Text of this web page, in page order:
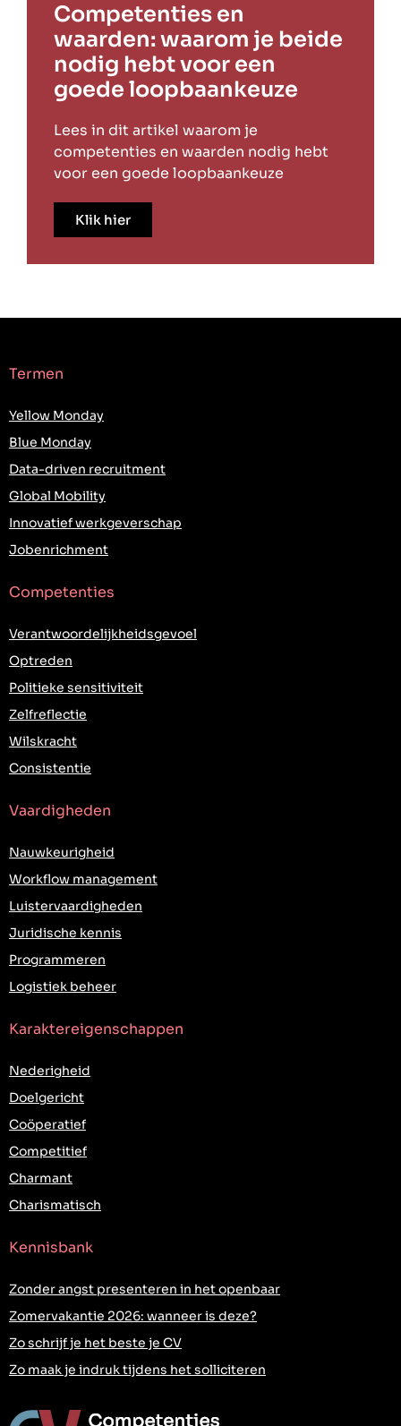
Competenties en
waarden: waarom je beide
nodig hebt voor een
goede loopbaankeuze
Lees in dit artikel waarom je
competenties en waarden nodig hebt
voor een goede loopbaankeuze
Klik hier
Termen
Yellow Monday
Blue Monday
Data-driven recruitment
Global Mobility
Innovatief werkgeverschap
Jobenrichment
Competenties
Verantwoordelijkheidsgevoel
Optreden
Politieke sensitiviteit
Zelfreflectie
Wilskracht
Consistentie
Vaardigheden
Nauwkeurigheid
Workflow management
Luistervaardigheden
Juridische kennis
Programmeren
Logistiek beheer
Karaktereigenschappen
Nederigheid
Doelgericht
Coöperatief
Competitief
Charmant
Charismatisch
Kennisbank
Zonder angst presenteren in het openbaar
Zomervakantie 2026: wanneer is deze?
Zo schrijf je het beste je CV
Zo maak je indruk tijdens het solliciteren